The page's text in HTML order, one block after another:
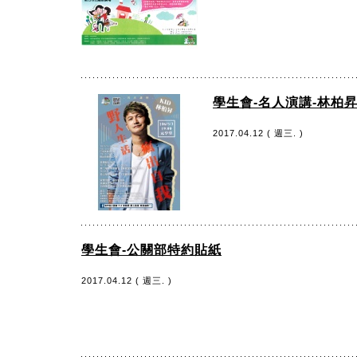
學生會-名人演講-林柏
2017.04.12 ( 週三. )
學生會-公關部特約貼紙
2017.04.12 ( 週三. )